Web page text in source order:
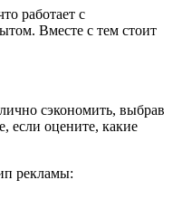
работает с
Вместе с тем стоит
сэкономить, выбрав
если оцените, какие
рекламы: